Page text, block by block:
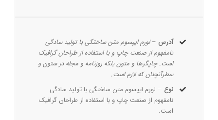
آدرس –لورم ایپسوم متن ساختگی با تولید سادگی
نامفهوم از صنعت چاپ و با استفاده از طراحان گرافیک
است. چاپگرها و متون بلکه روزنامه و مجله در ستون و
سطرآنچنان که لازم است.
نوع – لورم ایپسوم متن ساختگی با تولید سادگی
نامفهوم از صنعت چاپ و با استفاده از طراحان گرافیک
است.